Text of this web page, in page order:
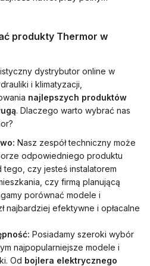
produkty Thermor w
dystrybutor online w
i klimatyzacji,
najlepszych produktów
. Dlaczego warto wybrać nas
Nasz zespół techniczny może
odpowiedniego produktu
czy jesteś instalatorem
czy firmą planującą
porównać modele i
najbardziej efektywne i opłacalne
Posiadamy szeroki wybór
najpopularniejsze modele i
Od bojlera elektrycznego